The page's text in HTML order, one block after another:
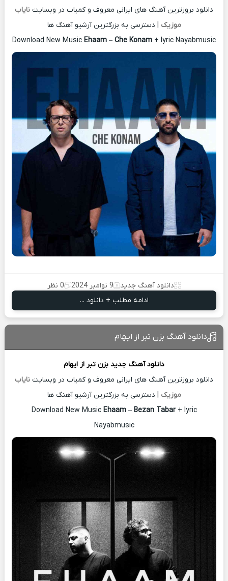
دانلود بروزترین آهنگ های ایرانی معروف و کمیاب در وبسایت نایاب
موزیک | دسترسی به بزرگترین آرشیو آهنگ ها
Download New Music Ehaam – Che Konam + lyric Nayabmusic
دانلود آهنگ جدید 9 نوامبر 2024
0 نظر
ادامه مطلب + دانلود ...
دانلود آهنگ بزن تبر از ایهام
دانلود آهنگ جدید بزن تبر از ایهام
دانلود بروزترین آهنگ های ایرانی معروف و کمیاب در وبسایت نایاب
موزیک | دسترسی به بزرگترین آرشیو آهنگ ها
Download New Music Ehaam– Bezan Tabar+ lyric
Nayabmusic